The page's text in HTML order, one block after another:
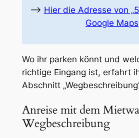
⟶ Hier die Adresse von
Google Maps
Wo ihr parken könnt und
richtige Eingang ist, erfahrt
Abschnitt
Anreise mit dem
Wegbeschreibung